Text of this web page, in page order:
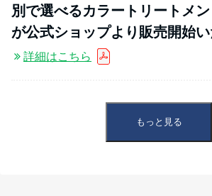
別で選べるカラートリートメン
が公式ショップより販売開始い
詳細はこちら
もっと見る